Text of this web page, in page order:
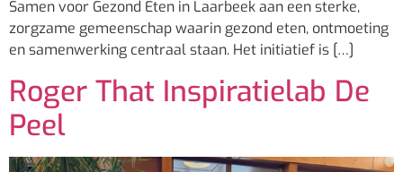
Samen voor Gezond Eten in Laarbeek aan een sterke,
zorgzame gemeenschap waarin gezond eten, ontmoeting
en samenwerking centraal staan. Het initiatief is […]
Roger That Inspiratielab De
Peel